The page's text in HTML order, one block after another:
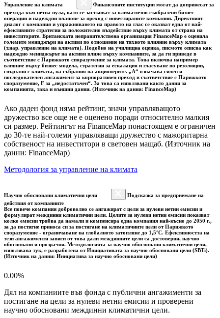
Управление на климата
Финансовите институции могат да допринесат за
прехода към нетна нула, като се застъпват за климатично съобразени бизнес
операции и надеждни планове за преход с инвестираните компании. Директният
диалог с компания и упражняването на правото на глас се оказват една от най-
ефективните стратегии за положително въздействие върху климата от страна на
инвеститорите. Британската неправителствена организация FinanceMap е оценила
големите мениджъри на активи по отношение на тяхното влияние върху климата
(т.нар. управление на климата). Подобно на училищна оценка, писмото описва как
надеждно мениджърът на активи влияе върху компаниите, за да ги приведе в
съответствие с Парижкото споразумение за климата. Това включва например
влияние върху бизнес модела, стратегии за ескалация и гласуване по резолюции,
свързани с климата, на събрания на акционерите. „A“ означава силен и
последователен ангажимент за корпоративен преход в съответствие с Парижкото
споразумение, F за „недостатъчен“. За това са използвани както данни за
компанията, така и външни данни. (Източник на данни: FinanceMap)
Ако даден фонд няма рейтинг, значи управляващото
дружество все още не е оценено поради относително малкия
си размер. Рейтингът на FinanceMap понастоящем е ограничен
до 30-те най-големи управляващи дружество с мажоритарна
собственост на инвеститори в световен мащаб. (Източник на
данни: FinanceMap)
Методология за управление на климата
Научно обосновани климатични цели
Подсказка за предприемане на
действия от компаниите
Все повече компании доброволно се ангажират с цели за нулеви нетни емисии и
формулират междинни климатични цели. Целите за нулеви нетни емисии показват
колко емисии трябва да намали и компенсира една компания най-късно до 2050 г.,
за да постигне приноса си за постигане на климатичните цели от Парижкото
споразумение - ограничаване на глобалното затопляне до 1,5°C. Ефективността на
тези ангажименти зависи от това дали междинните цели са достоверни, научно
обосновани и прозрачни. Методологията за научно обосновани климатични цели,
използвана тук, е разработена от Инициативата за научно обосновани цели (SBTi).
(Източник на данни: Инициатива за научно обосновани цели)
0.00%
Дял на компаниите във фонда с публични ангажименти за
постигане на цели за нулеви нетни емисии и проверени
научно обосновани междинни климатични цели.